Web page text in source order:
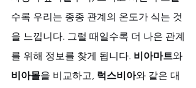
수록 우리는 종종 관계의 온도가 식는 것
을 느낍니다. 그럴 때일수록 더 나은 관계
를 위해 정보를 찾게 됩니다. 비아마트와
비아몰을 비교하고, 럭스비아와 같은 대